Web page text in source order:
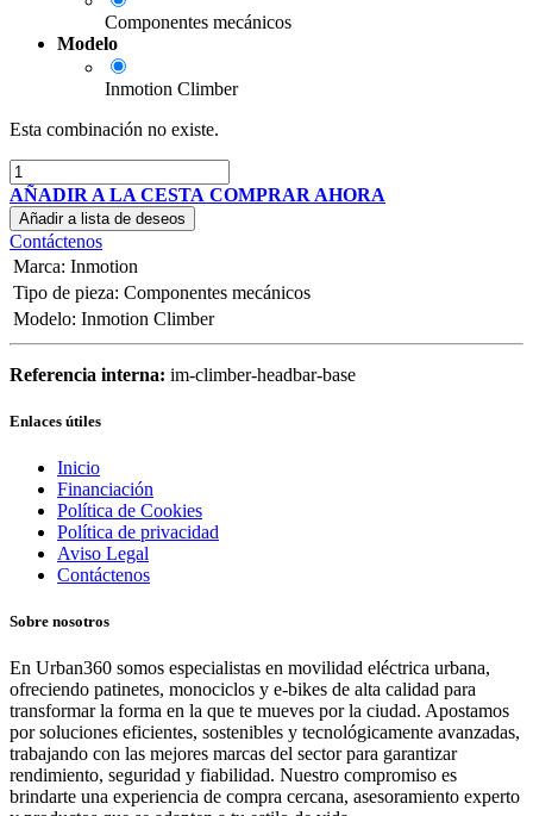
Componentes mecánicos
Modelo
Inmotion Climber
Esta combinación no existe.
AÑADIR A LA CESTA COMPRAR AHORA
Añadir a lista de deseos
Contáctenos
Marca: Inmotion
Tipo de pieza: Componentes mecánicos
Modelo: Inmotion Climber
Referencia interna: im-climber-headbar-base
Enlaces útiles
Inicio
Financiación
Política de Cookies
Política de privacidad
Aviso Legal
Contáctenos
Sobre nosotros
En Urban360 somos especialistas en movilidad eléctrica urbana,
ofreciendo patinetes, monociclos y e-bikes de alta calidad para
transformar la forma en la que te mueves por la ciudad. Apostamos
por soluciones eficientes, sostenibles y tecnológicamente avanzadas,
trabajando con las mejores marcas del sector para garantizar
rendimiento, seguridad y fiabilidad. Nuestro compromiso es
brindarte una experiencia de compra cercana, asesoramiento experto